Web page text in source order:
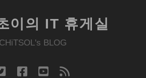
이의 IT 휴게실
CHiTSOL's BLOG
twitterfacebook
youtube
rss